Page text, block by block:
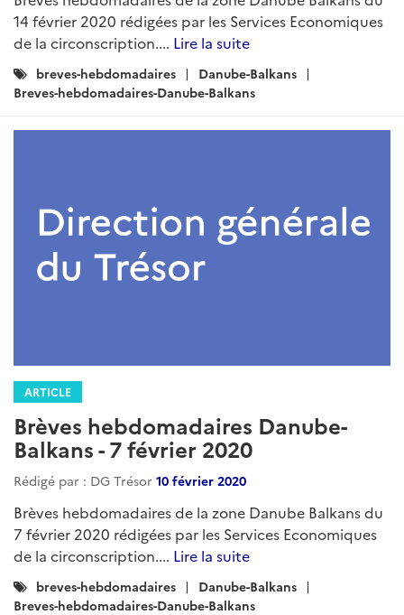
14 février 2020 rédigées par les Services Economiques
de la circonscription.... Lire la suite
Catégories
:
breves-hebdomadaires
Danube-Balkans
Breves-hebdomadaires-Danube-Balkans
ARTICLE
Brèves hebdomadaires Danube-
Balkans - 7 février 2020
Rédigé par : DG Trésor 10 février 2020
Brèves hebdomadaires de la zone Danube Balkans du
7 février 2020 rédigées par les Services Economiques
de la circonscription.... Lire la suite
Catégories
:
breves-hebdomadaires
Danube-Balkans
Breves-hebdomadaires-Danube-Balkans